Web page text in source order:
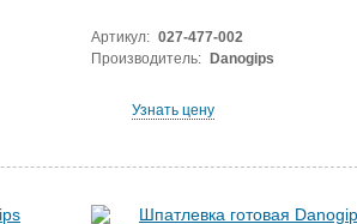
Артикул: 027-477-002
Производитель:
Danogips
Узнать цену